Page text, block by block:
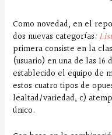
Como novedad, en el
dos nuevas categorías:
primera consiste en la
(usuario) en una de las
establecido el equipo de
estos cuatro tipos de
lealtad/variedad, c)
único.